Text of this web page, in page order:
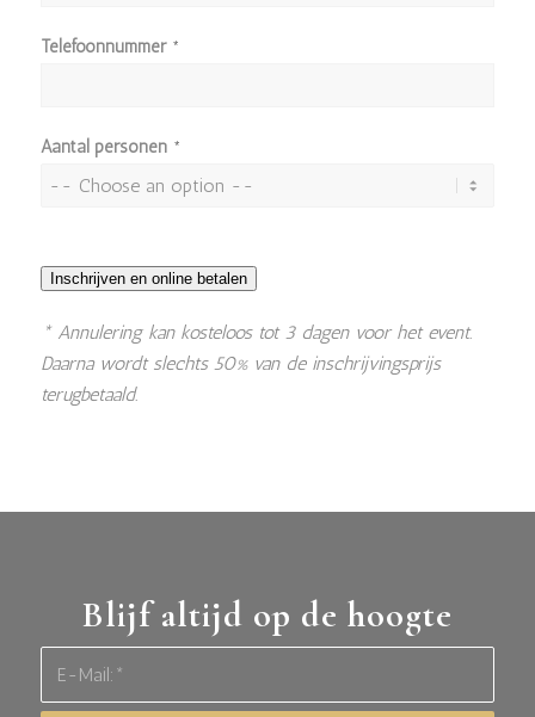
Telefoonnummer *
Aantal personen *
Inschrijven en online betalen
* Annulering kan kosteloos tot 3 dagen voor het event.
Daarna wordt slechts 50% van de inschrijvingsprijs
terugbetaald.
Blijf altijd op de hoogte